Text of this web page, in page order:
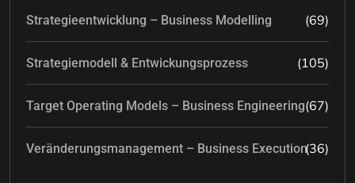
Strategieentwicklung – Business Modelling (69)
Strategiemodell & Entwickungsprozess (105)
Target Operating Models – Business Engineering(67)
Veränderungsmanagement – Business Execution(36)